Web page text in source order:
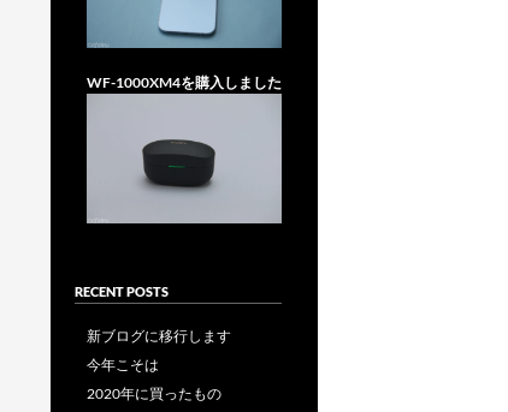
WF-1000XM4を購入しました
RECENT POSTS
新ブログに移行します
今年こそは
2020年に買ったもの